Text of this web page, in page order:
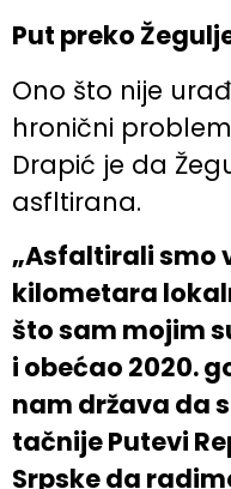
Put preko
Ono što nije
hronični
Drapić je da
asfltirana.
„Asfaltirali smo
kilometara
što sam mojim
i obećao 2020.
nam država da
tačnije Putevi
Srpske da